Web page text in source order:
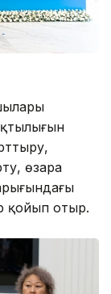
өзара
қойып отыр.